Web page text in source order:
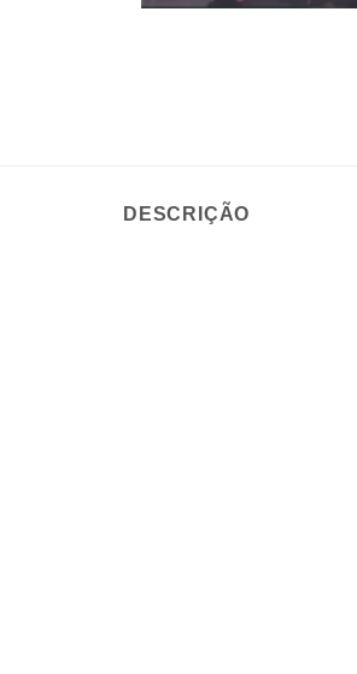
DESCRIÇÃO